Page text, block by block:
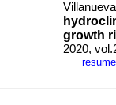
growth
2020,
·